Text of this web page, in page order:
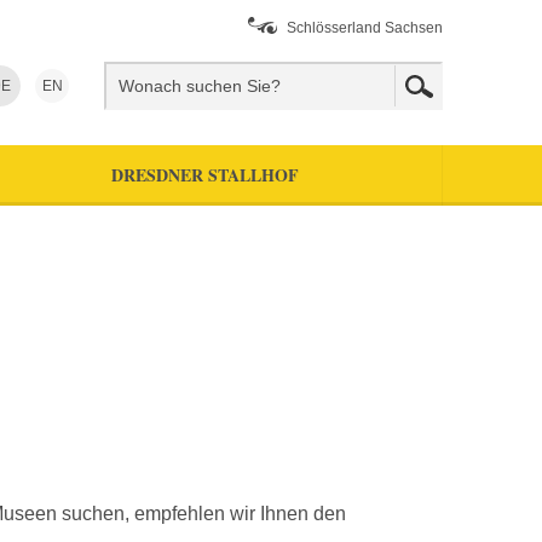
Schlösserland Sachsen
EN
DRESDNER STALLHOF
suchen, empfehlen wir Ihnen den